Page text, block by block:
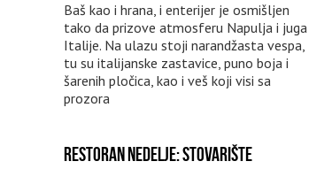
Baš kao i hrana, i enterijer je osmišljen
tako da prizove atmosferu Napulja i juga
Italije. Na ulazu stoji narandžasta vespa,
tu su italijanske zastavice, puno boja i
šarenih pločica, kao i veš koji visi sa
prozora
RESTORAN NEDELJE: STOVARIŠTE